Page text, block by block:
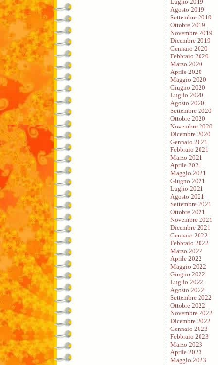
Luglio 2019
Agosto 2019
Settembre 2019
Ottobre 2019
Novembre 2019
Dicembre 2019
Gennaio 2020
Febbraio 2020
Marzo 2020
Aprile 2020
Maggio 2020
Giugno 2020
Luglio 2020
Agosto 2020
Settembre 2020
Ottobre 2020
Novembre 2020
Dicembre 2020
Gennaio 2021
Febbraio 2021
Marzo 2021
Aprile 2021
Maggio 2021
Giugno 2021
Luglio 2021
Agosto 2021
Settembre 2021
Ottobre 2021
Novembre 2021
Dicembre 2021
Gennaio 2022
Febbraio 2022
Marzo 2022
Aprile 2022
Maggio 2022
Giugno 2022
Luglio 2022
Agosto 2022
Settembre 2022
Ottobre 2022
Novembre 2022
Dicembre 2022
Gennaio 2023
Febbraio 2023
Marzo 2023
Aprile 2023
Maggio 2023